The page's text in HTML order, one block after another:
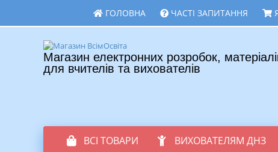
ГОЛОВНА ЧАСТІ ЗАПИТАННЯ
Магазин електронних розробок,
для вчителів та вихователів
ВСІ ТОВАРИ ВИХОВАТЕЛЯМ ДНЗ